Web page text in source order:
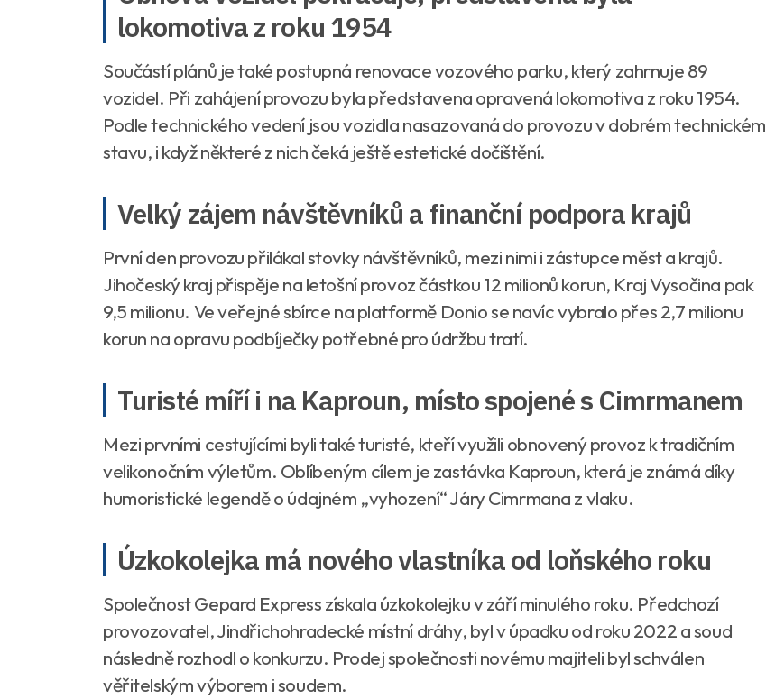
lokomotiva z roku 1954
Součástí plánů je také postupná renovace vozového parku, který zahrnuje 89
vozidel. Při zahájení provozu byla představena opravená lokomotiva z roku 1954.
Podle technického vedení jsou vozidla nasazovaná do provozu v dobrém technickém
stavu, i když některé z nich čeká ještě estetické dočištění.
Velký zájem návštěvníků a finanční podpora krajů
První den provozu přilákal stovky návštěvníků, mezi nimi i zástupce měst a krajů.
Jihočeský kraj přispěje na letošní provoz částkou 12 milionů korun, Kraj Vysočina pak
9,5 milionu. Ve veřejné sbírce na platformě Donio se navíc vybralo přes 2,7 milionu
korun na opravu podbíječky potřebné pro údržbu tratí.
Turisté míří i na Kaproun, místo spojené s Cimrmanem
Mezi prvními cestujícími byli také turisté, kteří využili obnovený provoz k tradičním
velikonočním výletům. Oblíbeným cílem je zastávka Kaproun, která je známá díky
humoristické legendě o údajném „vyhození“ Járy Cimrmana z vlaku.
Úzkokolejka má nového vlastníka od loňského roku
Společnost Gepard Express získala úzkokolejku v září minulého roku. Předchozí
provozovatel, Jindřichohradecké místní dráhy, byl v úpadku od roku 2022 a soud
následně rozhodl o konkurzu. Prodej společnosti novému majiteli byl schválen
věřitelským výborem i soudem.